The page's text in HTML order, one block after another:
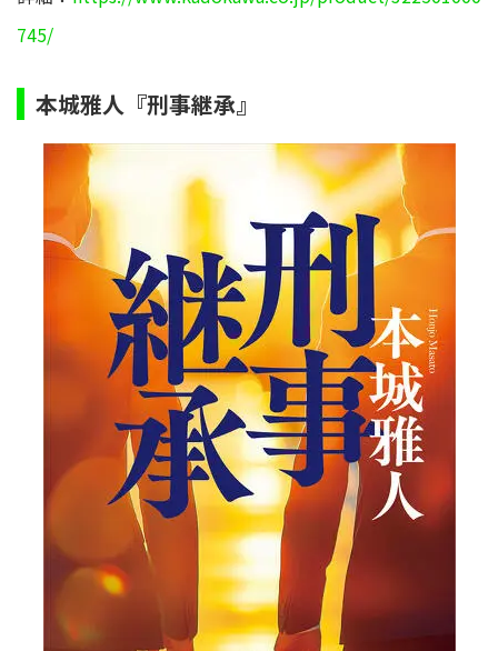
745/
本城雅人『刑事継承』